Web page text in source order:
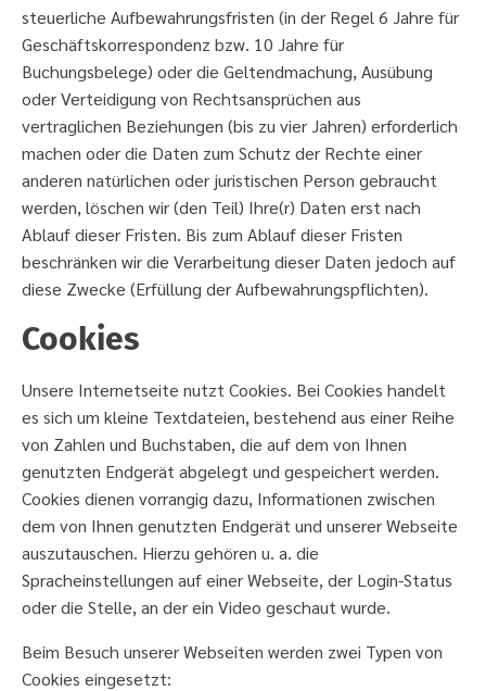
steuerliche Aufbewahrungsfristen (in der Regel 6 Jahre für
Geschäftskorrespondenz bzw. 10 Jahre für
Buchungsbelege) oder die Geltendmachung, Ausübung
oder Verteidigung von Rechtsansprüchen aus
vertraglichen Beziehungen (bis zu vier Jahren) erforderlich
machen oder die Daten zum Schutz der Rechte einer
anderen natürlichen oder juristischen Person gebraucht
werden, löschen wir (den Teil) Ihre(r) Daten erst nach
Ablauf dieser Fristen. Bis zum Ablauf dieser Fristen
beschränken wir die Verarbeitung dieser Daten jedoch auf
diese Zwecke (Erfüllung der Aufbewahrungspflichten).
Cookies
Unsere Internetseite nutzt Cookies. Bei Cookies handelt
es sich um kleine Textdateien, bestehend aus einer Reihe
von Zahlen und Buchstaben, die auf dem von Ihnen
genutzten Endgerät abgelegt und gespeichert werden.
Cookies dienen vorrangig dazu, Informationen zwischen
dem von Ihnen genutzten Endgerät und unserer Webseite
auszutauschen. Hierzu gehören u. a. die
Spracheinstellungen auf einer Webseite, der Login-Status
oder die Stelle, an der ein Video geschaut wurde.
Beim Besuch unserer Webseiten werden zwei Typen von
Cookies eingesetzt: